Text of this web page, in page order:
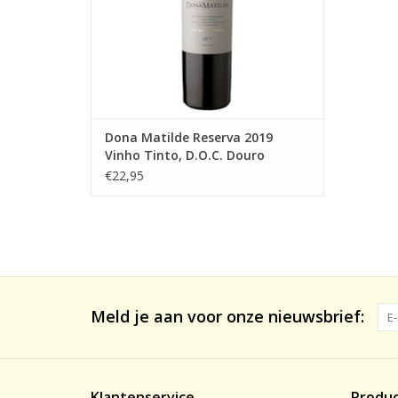
Dona Matilde Reserva 2019
Vinho Tinto, D.O.C. Douro
Reserva
€22,95
Meld je aan voor onze nieuwsbrief: